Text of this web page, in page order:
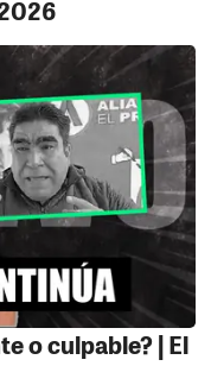
por el momento
acá viene lo
del partido quiere
libre y
la
o culpable? | El